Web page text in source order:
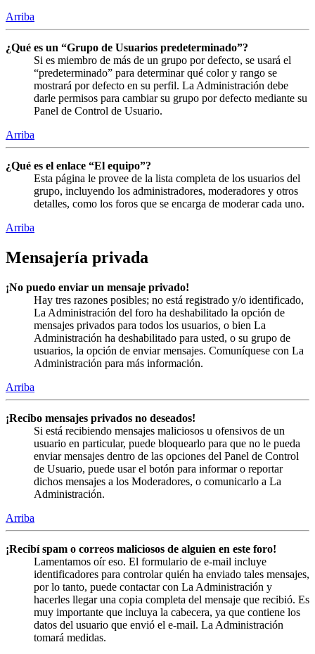
Arriba
¿Qué es un “Grupo de Usuarios predeterminado”?
Si es miembro de más de un grupo por defecto, se usará el
“predeterminado” para determinar qué color y rango se
mostrará por defecto en su perfil. La Administración debe
darle permisos para cambiar su grupo por defecto mediante su
Panel de Control de Usuario.
Arriba
¿Qué es el enlace “El equipo”?
Esta página le provee de la lista completa de los usuarios del
grupo, incluyendo los administradores, moderadores y otros
detalles, como los foros que se encarga de moderar cada uno.
Arriba
Mensajería privada
¡No puedo enviar un mensaje privado!
Hay tres razones posibles; no está registrado y/o identificado,
La Administración del foro ha deshabilitado la opción de
mensajes privados para todos los usuarios, o bien La
Administración ha deshabilitado para usted, o su grupo de
usuarios, la opción de enviar mensajes. Comuníquese con La
Administración para más información.
Arriba
¡Recibo mensajes privados no deseados!
Si está recibiendo mensajes maliciosos u ofensivos de un
usuario en particular, puede bloquearlo para que no le pueda
enviar mensajes dentro de las opciones del Panel de Control
de Usuario, puede usar el botón para informar o reportar
dichos mensajes a los Moderadores, o comunicarlo a La
Administración.
Arriba
¡Recibí spam o correos maliciosos de alguien en este foro!
Lamentamos oír eso. El formulario de e-mail incluye
identificadores para controlar quién ha enviado tales mensajes,
por lo tanto, puede contactar con La Administración y
hacerles llegar una copia completa del mensaje que recibió. Es
muy importante que incluya la cabecera, ya que contiene los
datos del usuario que envió el e-mail. La Administración
tomará medidas.